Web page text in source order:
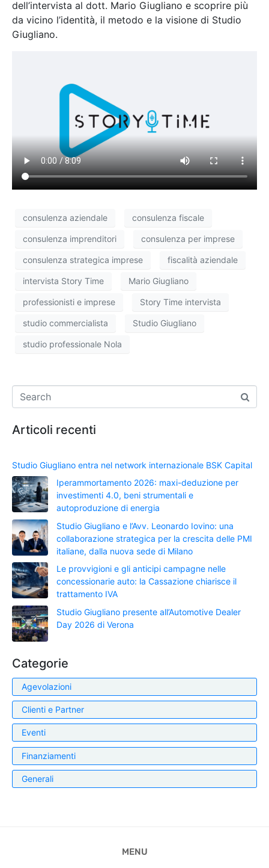
dell’intervista al dott. Mario Giugliano e scoprire più
da vicino l’identità, il metodo e la visione di Studio
Giugliano.
consulenza aziendale consulenza fiscale
consulenza imprenditori consulenza per imprese
consulenza strategica imprese fiscalità aziendale
intervista Story Time Mario Giugliano
professionisti e imprese Story Time intervista
studio commercialista Studio Giugliano
studio professionale Nola
Articoli recenti
Studio Giugliano entra nel network internazionale BSK Capital
Iperammortamento 2026: maxi-deduzione per
investimenti 4.0, beni strumentali e
autoproduzione di energia
Studio Giugliano e l’Avv. Leonardo Iovino: una
collaborazione strategica per la crescita delle PMI
italiane, dalla nuova sede di Milano
Le provvigioni e gli anticipi campagne nelle
concessionarie auto: la Cassazione chiarisce il
trattamento IVA
Studio Giugliano presente all’Automotive Dealer
Day 2026 di Verona
Categorie
Agevolazioni
Clienti e Partner
Eventi
Finanziamenti
Generali
MENU